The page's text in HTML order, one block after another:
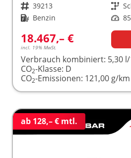
Fahrzeugnr. 39213 Getriebe
Kraftstoff Benzin Leistung
18.467,– €
incl. 19% MwSt.
Verbrauch kombiniert: 5,30
CO2-Klasse: D
CO2-Emissionen: 121,00 g/km
ab 128,– € mtl.